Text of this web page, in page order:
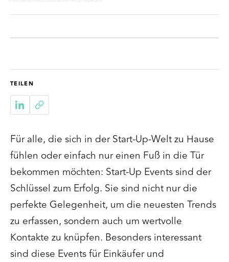
TEILEN
Für alle, die sich in der Start-Up-Welt zu Hause
fühlen oder einfach nur einen Fuß in die Tür
bekommen möchten: Start-Up Events sind der
Schlüssel zum Erfolg. Sie sind nicht nur die
perfekte Gelegenheit, um die neuesten Trends
zu erfassen, sondern auch um wertvolle
Kontakte zu knüpfen. Besonders interessant
sind diese Events für Einkäufer und